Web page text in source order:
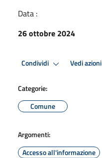
Data :
26 ottobre 2024
Condividi Vedi azioni
Categorie:
Comune
Argomenti:
Accesso all'informazione